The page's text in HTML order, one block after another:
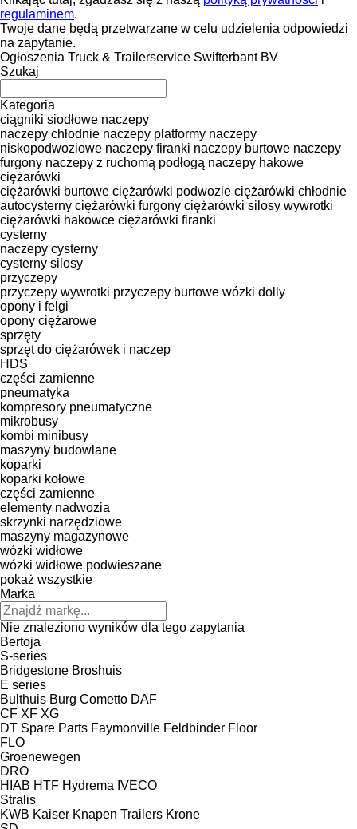
regulaminem.
Twoje dane będą przetwarzane w celu udzielenia odpowiedzi
na zapytanie.
Ogłoszenia Truck & Trailerservice Swifterbant BV
Szukaj
Kategoria
ciągniki siodłowe naczepy
naczepy chłodnie naczepy platformy naczepy
niskopodwoziowe naczepy firanki naczepy burtowe naczepy
furgony naczepy z ruchomą podłogą naczepy hakowe
ciężarówki
ciężarówki burtowe ciężarówki podwozie ciężarówki chłodnie
autocysterny ciężarówki furgony ciężarówki silosy wywrotki
ciężarówki hakowce ciężarówki firanki
cysterny
naczepy cysterny
cysterny silosy
przyczepy
przyczepy wywrotki przyczepy burtowe wózki dolly
opony i felgi
opony ciężarowe
sprzęty
sprzęt do ciężarówek i naczep
HDS
części zamienne
pneumatyka
kompresory pneumatyczne
mikrobusy
kombi minibusy
maszyny budowlane
koparki
koparki kołowe
części zamienne
elementy nadwozia
skrzynki narzędziowe
maszyny magazynowe
wózki widłowe
wózki widłowe podwieszane
pokaż wszystkie
Marka
Nie znaleziono wyników dla tego zapytania
Bertoja
S-series
Bridgestone Broshuis
E series
Bulthuis Burg Cometto DAF
CF XF XG
DT Spare Parts Faymonville Feldbinder Floor
FLO
Groenewegen
DRO
HIAB HTF Hydrema IVECO
Stralis
KWB Kaiser Knapen Trailers Krone